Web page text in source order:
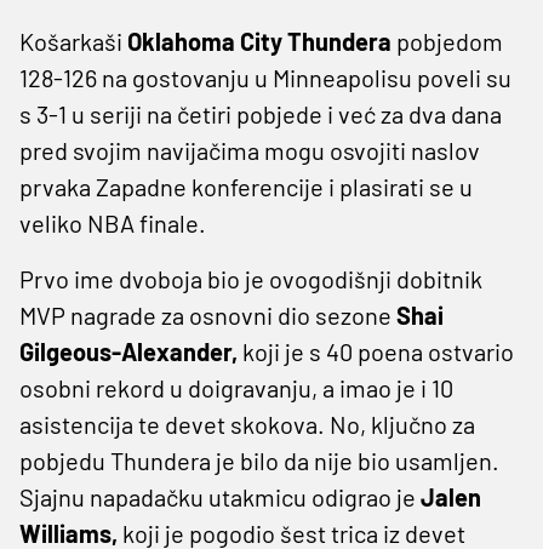
Košarkaši Oklahoma City Thundera pobjedom
128-126 na gostovanju u Minneapolisu poveli su
s 3-1 u seriji na četiri pobjede i već za dva dana
pred svojim navijačima mogu osvojiti naslov
prvaka Zapadne konferencije i plasirati se u
veliko NBA finale.
Prvo ime dvoboja bio je ovogodišnji dobitnik
MVP nagrade za osnovni dio sezone Shai
Gilgeous-Alexander, koji je s 40 poena ostvario
osobni rekord u doigravanju, a imao je i 10
asistencija te devet skokova. No, ključno za
pobjedu Thundera je bilo da nije bio usamljen.
Sjajnu napadačku utakmicu odigrao je Jalen
Williams, koji je pogodio šest trica iz devet